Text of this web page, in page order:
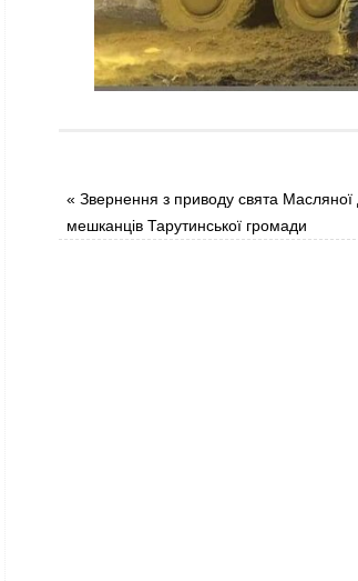
« Звернення з приводу свята Масляної
мешканців Тарутинської громади